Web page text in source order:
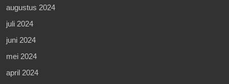
augustus 2024
juli 2024
juni 2024
mei 2024
april 2024